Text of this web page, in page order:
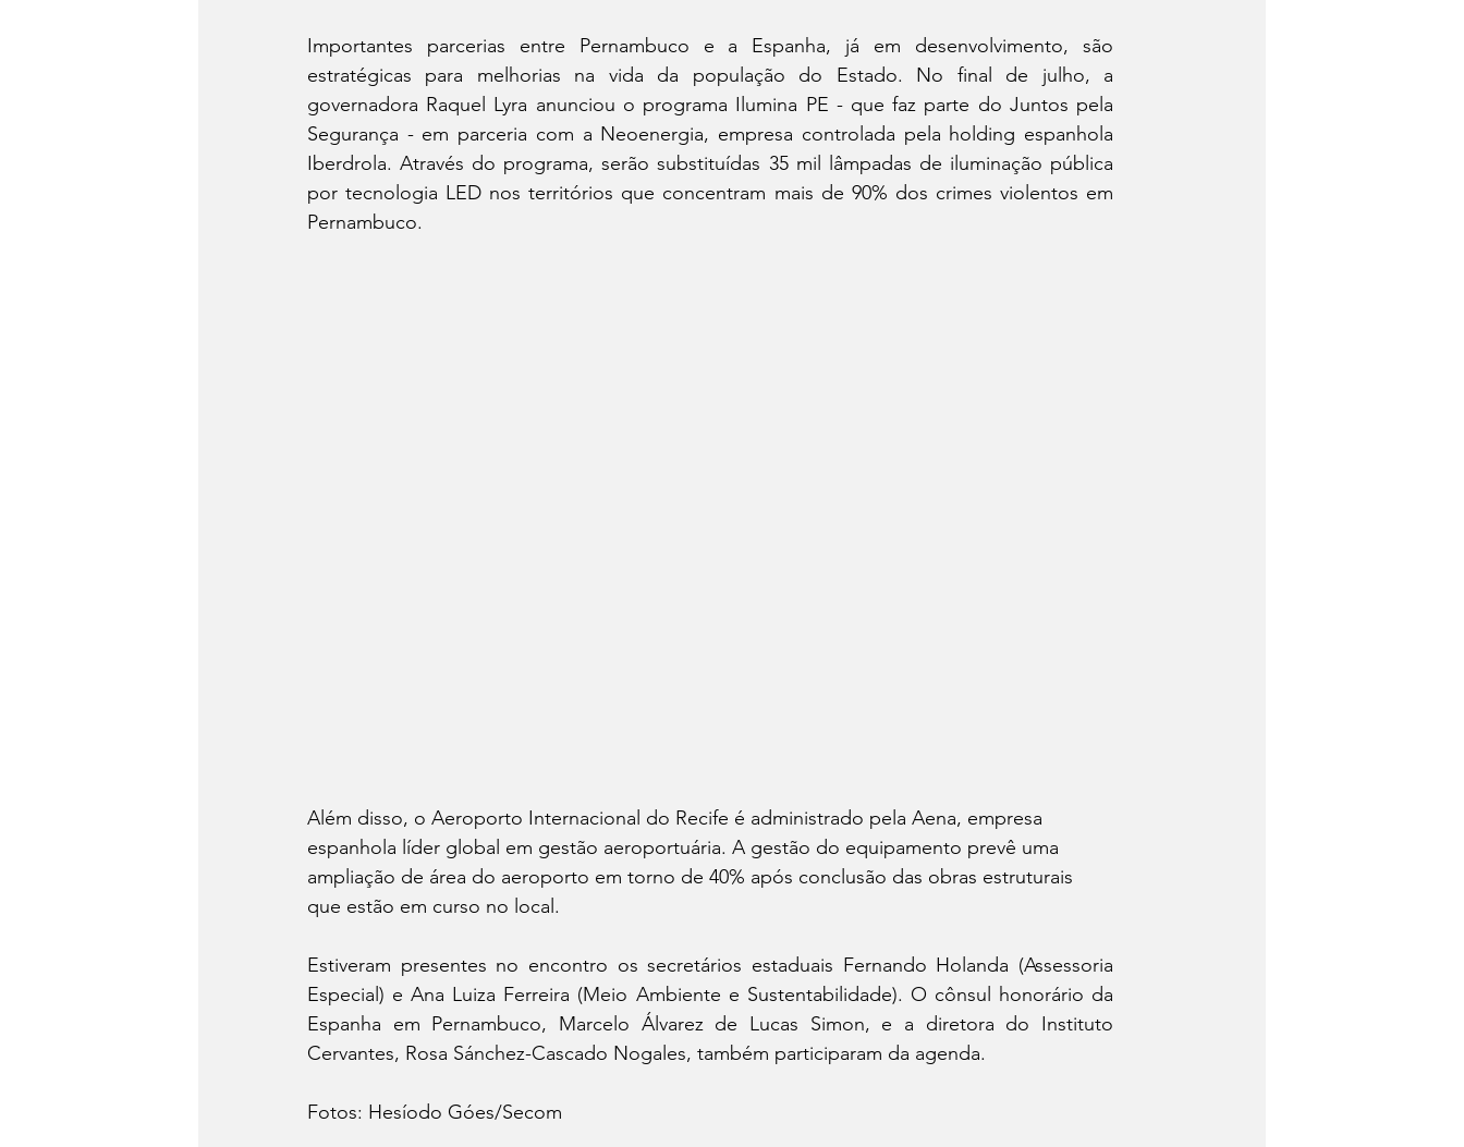
Importantes parcerias entre Pernambuco e a Espanha, já em desenvolvimento, são
estratégicas para melhorias na vida da população do Estado. No final de julho, a
governadora Raquel Lyra anunciou o programa Ilumina PE - que faz parte do Juntos pela
Segurança - em parceria com a Neoenergia, empresa controlada pela holding espanhola
Iberdrola. Através do programa, serão substituídas 35 mil lâmpadas de iluminação pública
por tecnologia LED nos territórios que concentram mais de 90% dos crimes violentos em
Pernambuco.
Além disso, o Aeroporto Internacional do Recife é administrado pela Aena, empresa
espanhola líder global em gestão aeroportuária. A gestão do equipamento prevê uma
ampliação de área do aeroporto em torno de 40% após conclusão das obras estruturais
que estão em curso no local.
Estiveram presentes no encontro os secretários estaduais Fernando Holanda (Assessoria
Especial) e Ana Luiza Ferreira (Meio Ambiente e Sustentabilidade). O cônsul honorário da
Espanha em Pernambuco, Marcelo Álvarez de Lucas Simon, e a diretora do Instituto
Cervantes, Rosa Sánchez-Cascado Nogales, também participaram da agenda.
Fotos: Hesíodo Góes/Secom